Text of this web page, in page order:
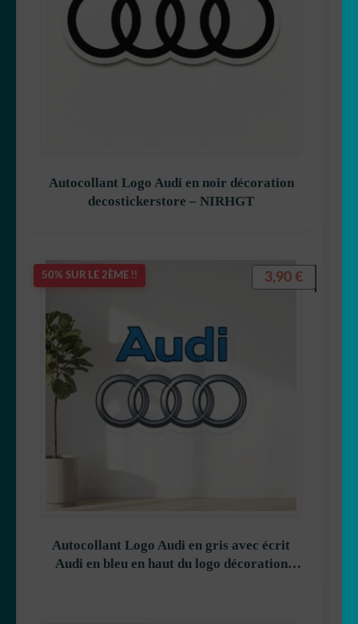
Autocollant Logo Audi en noir décoration
decostickerstore – NIRHGT
50% SUR LE 2ÈME !!
Autocollant Logo Audi en gris avec écrit
Audi en bleu en haut du logo décoration
3,90 €